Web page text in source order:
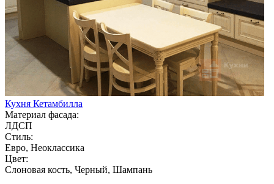
Кухня Кетамбилла
Материал фасада:
ЛДСП
Стиль:
Евро, Неоклассика
Цвет:
Слоновая кость, Черный, Шампань